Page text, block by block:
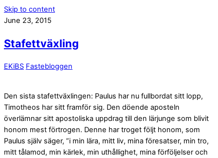
Skip to content
June 23, 2015
Stafettväxling
EKiBS Fastebloggen
Den sista stafettväxlingen: Paulus har nu fullbordat sitt lopp,
Timotheos har sitt framför sig. Den döende aposteln
överlämnar sitt apostoliska uppdrag till den lärjunge som blivit
honom mest förtrogen. Denne har troget följt honom, som
Paulus själv säger, ”i min lära, mitt liv, mina föresatser, min tro,
mitt tålamod, min kärlek, min uthållighet, mina förföljelser och